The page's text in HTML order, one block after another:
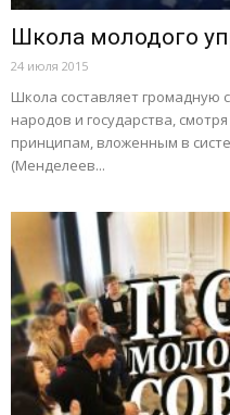
Школа молодого
24 июля 2015
Школа составляет громадную
народов и государства,
принципам, вложенным в
(Менделеев...